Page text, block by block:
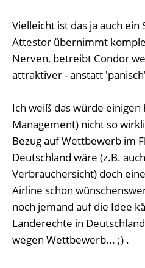
Vielleicht ist das ja auch ein
Attestor übernimmt
Nerven, betreibt Condor
attraktiver - anstatt
Ich weiß das würde einigen
Management) nicht so
Bezug auf Wettbewerb im
Deutschland wäre (z.B.
Verbrauchersicht) doch
Airline schon
noch jemand auf die Idee
Landerechte in
wegen Wettbewerb... ;) .